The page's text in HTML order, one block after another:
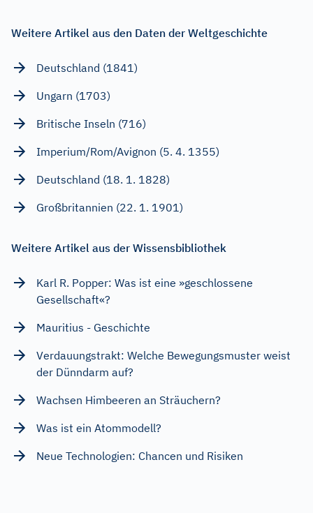
Weitere Artikel aus den Daten der Weltgeschichte
Deutschland (1841)
Ungarn (1703)
Britische Inseln (716)
Imperium/Rom/Avignon (5. 4. 1355)
Deutschland (18. 1. 1828)
Großbritannien (22. 1. 1901)
Weitere Artikel aus der Wissensbibliothek
Karl R. Popper: Was ist eine »geschlossene
Gesellschaft«?
Mauritius - Geschichte
Verdauungstrakt: Welche Bewegungsmuster weist
der Dünndarm auf?
Wachsen Himbeeren an Sträuchern?
Was ist ein Atommodell?
Neue Technologien: Chancen und Risiken